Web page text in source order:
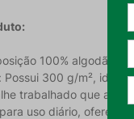
100% algodão
300 g/m², ideal
trabalhado que
uso diário,